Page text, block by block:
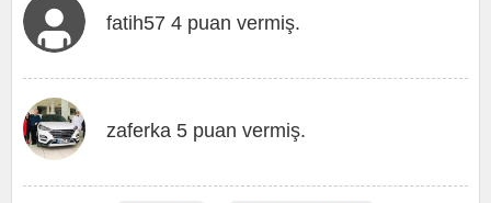
fatih57 4 puan vermiş.
zaferka 5 puan vermiş.